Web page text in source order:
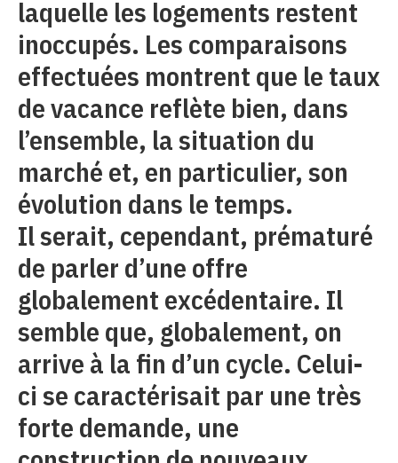
laquelle les logements restent
inoccupés. Les comparaisons
effectuées montrent que le taux
de vacance reflète bien, dans
l’ensemble, la situation du
marché et, en particulier, son
évolution dans le temps.
Il serait, cependant, prématuré
de parler d’une offre
globalement excédentaire. Il
semble que, globalement, on
arrive à la fin d’un cycle. Celui-
ci se caractérisait par une très
forte demande, une